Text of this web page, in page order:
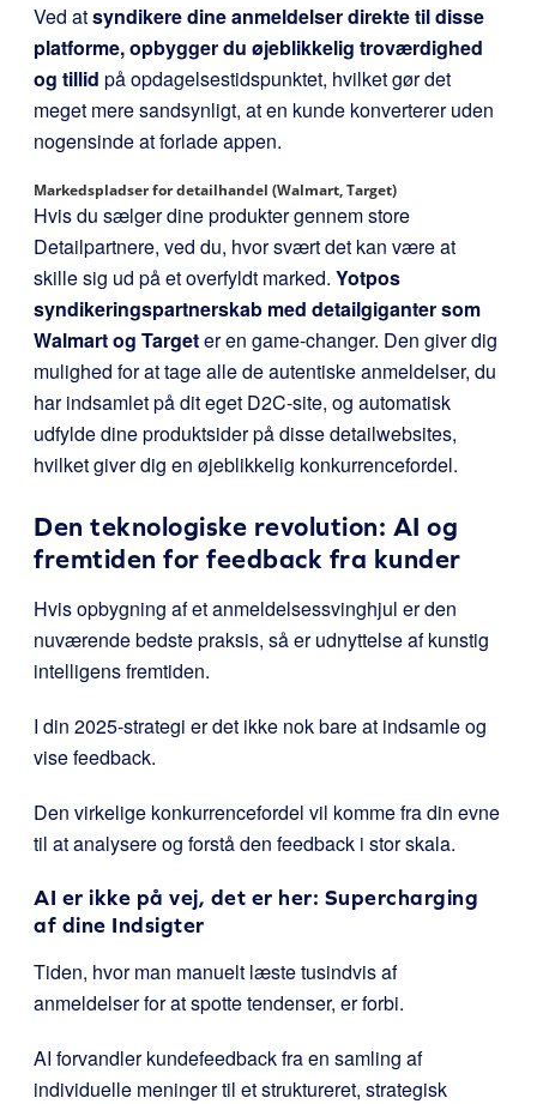
Ved atsyndikere dine anmeldelser direkte til disse
platforme, opbygger du øjeblikkelig troværdighed
og tillid på opdagelsestidspunktet, hvilket gør det
meget mere sandsynligt, at en kunde konverterer uden
nogensinde at forlade appen.
Markedspladser for detailhandel (Walmart, Target)
Hvis du sælger dine produkter gennem store
Detailpartnere, ved du, hvor svært det kan være at
skille sig ud på et overfyldt marked. Yotpos
syndikeringspartnerskab med detailgiganter som
Walmart og Targeter en game-changer. Den giver dig
mulighed for at tage alle de autentiske anmeldelser, du
har indsamlet på dit eget D2C-site, og automatisk
udfylde dine produktsider på disse detailwebsites,
hvilket giver dig en øjeblikkelig konkurrencefordel.
Den teknologiske revolution: AI og
fremtiden for feedback fra kunder
Hvis opbygning af et anmeldelsessvinghjul er den
nuværende bedste praksis, så er udnyttelse af kunstig
intelligens fremtiden.
I din 2025-strategi er det ikke nok bare at indsamle og
vise feedback.
Den virkelige konkurrencefordel vil komme fra din evne
til at analysere og forstå den feedback i stor skala.
AI er ikke på vej, det er her: Supercharging
af dine Indsigter
Tiden, hvor man manuelt læste tusindvis af
anmeldelser for at spotte tendenser, er forbi.
AI forvandler kundefeedback fra en samling af
individuelle meninger til et struktureret, strategisk